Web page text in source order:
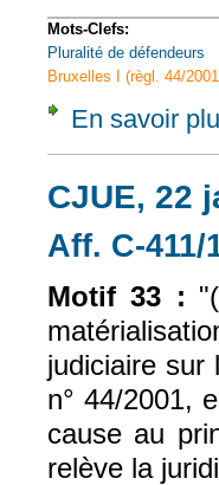
Mots-Clefs:
Pluralité de défendeurs
Bruxelles I (règl. 44/
En savoir
CJUE, 22
Aff. C-411/
Motif33 :
judiciaire sur
n° 44/2001,
cause au
relève la